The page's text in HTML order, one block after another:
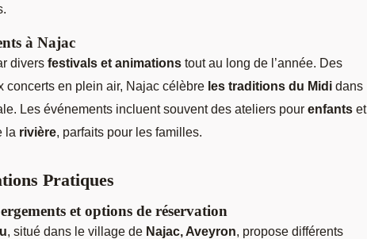
à Najac
divers festivals et animations tout au long de l’année. Des
concerts en plein air, Najac célèbre les traditions du Midi dans
Les événements incluent souvent des ateliers pour enfants et
la rivière, parfaits pour les familles.
Pratiques
et options de réservation
, situé dans le village de Najac, Aveyron, propose différents